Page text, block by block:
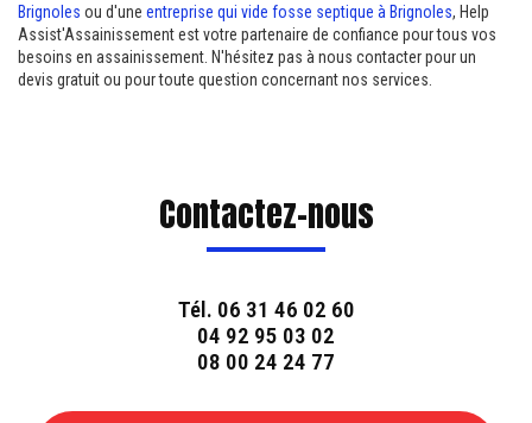
Brignoles ou d'une entreprise qui vide fosse septique à Brignoles, Help
Assist'Assainissement est votre partenaire de confiance pour tous vos
besoins en assainissement. N'hésitez pas à nous contacter pour un
devis gratuit ou pour toute question concernant nos services.
Contactez-nous
Tél. 06 31 46 02 60
04 92 95 03 02
08 00 24 24 77